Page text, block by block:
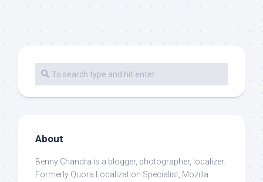
About
Benny Chandra is a blogger, photographer, localizer.
Formerly Quora Localization Specialist, Mozilla